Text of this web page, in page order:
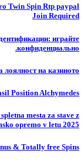
Twin Spin Rtp paypal
Join Required
играйте
конфиденциально.
на казиното
Position Alchymedes
mesta za stave z
opremo v letu 2025
& Totally free Spins